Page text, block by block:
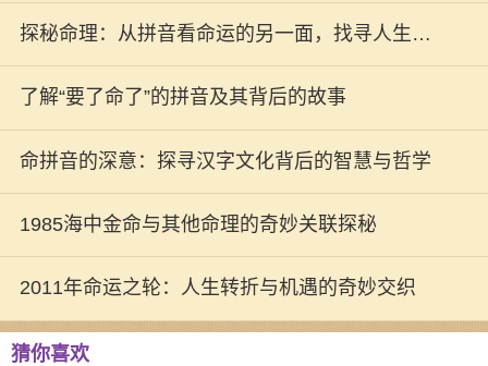
探秘命理：从拼音看命运的另一面，找寻人生的
新方向
了解“要了命了”的拼音及其背后的故事
命拼音的深意：探寻汉字文化背后的智慧与哲学
1985海中金命与其他命理的奇妙关联探秘
2011年命运之轮：人生转折与机遇的奇妙交织
猜你喜欢